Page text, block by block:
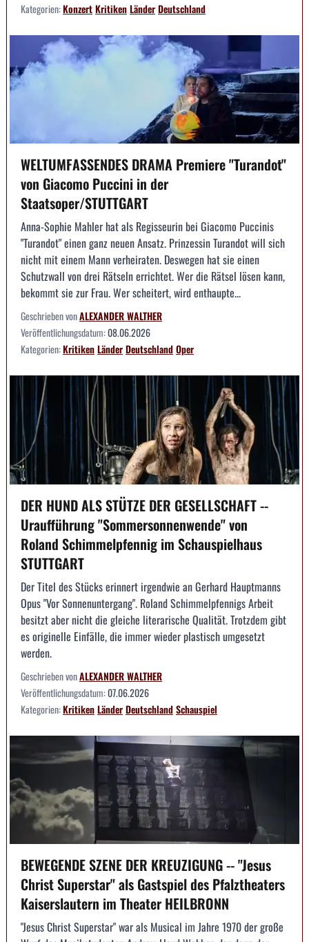
Kategorien:KonzertKritikenLänderDeutschland
WELTUMFASSENDES DRAMA Premiere "Turandot"
von Giacomo Puccini in der
Staatsoper/STUTTGART
Anna-Sophie Mahler hat als Regisseurin bei Giacomo Puccinis
"Turandot" einen ganz neuen Ansatz. Prinzessin Turandot will sich
nicht mit einem Mann verheiraten. Deswegen hat sie einen
Schutzwall von drei Rätseln errichtet. Wer die Rätsel lösen kann,
bekommt sie zur Frau. Wer scheitert, wird enthaupte...
Geschrieben vonALEXANDER WALTHER
Veröffentlichungsdatum:08.06.2026
Kategorien:KritikenLänderDeutschlandOper
DER HUND ALS STÜTZE DER GESELLSCHAFT --
Uraufführung "Sommersonnenwende" von
Roland Schimmelpfennig im Schauspielhaus
STUTTGART
Der Titel des Stücks erinnert irgendwie an Gerhard Hauptmanns
Opus "Vor Sonnenuntergang". Roland Schimmelpfennigs Arbeit
besitzt aber nicht die gleiche literarische Qualität. Trotzdem gibt
es originelle Einfälle, die immer wieder plastisch umgesetzt
werden.
Geschrieben vonALEXANDER WALTHER
Veröffentlichungsdatum:07.06.2026
Kategorien:KritikenLänderDeutschlandSchauspiel
BEWEGENDE SZENE DER KREUZIGUNG -- "Jesus
Christ Superstar" als Gastspiel des Pfalztheaters
Kaiserslautern im Theater HEILBRONN
"Jesus Christ Superstar" war als Musical im Jahre 1970 der große